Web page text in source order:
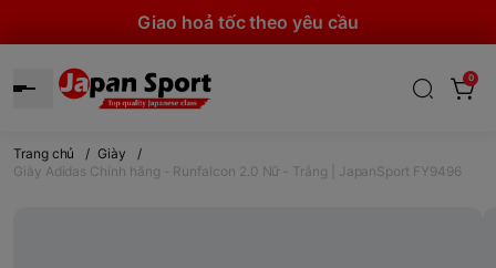
Giao hoả tốc theo yêu cầu
0
Trang chủ / Giày
/
Giày Adidas Chính hãng - Runfalcon 2.0 Nữ - Trắng | JapanSport FY9496